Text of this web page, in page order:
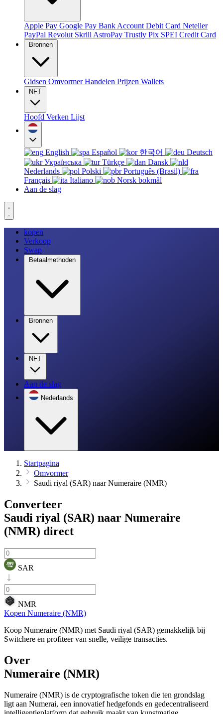
Apple Pay Google Pay Bank Account Debit Card Neteller
PayPal Revolut Skrill AstroPay Trustly Pix SPEI Credit Card
Bronnen
Gidsen OmvormerHandelen Prijzen Wallets
NFT
Hoofd Verken Lijst
English Español 한국어
Deutsch
Українська
Türkçe
Dansk
Nederlands
Polski
Português (Brasil)
Français
Italiano
Norsk bokmål
Aan de slag
kopen
Verkoop
Swap
Betaalmethoden
Bronnen
NFT
Aan de slag
Nederlands
Startpagina
Omvormer
Saudi riyal (SAR) naar Numeraire (NMR)
Converteer
Saudi riyal (SAR) naar Numeraire
(NMR) direct
SAR
NMR
Kopen Numeraire (NMR)
Koop Numeraire (NMR) met Saudi riyal (SAR) gemakkelijk bij
Switchere en profiteer van snelle, veilige transacties.
Over
Numeraire (NMR)
Numeraire (NMR) is de cryptografische token die ten grondslag
ligt aan Numerai, een innovatief hedgefonds en gedecentraliseerd